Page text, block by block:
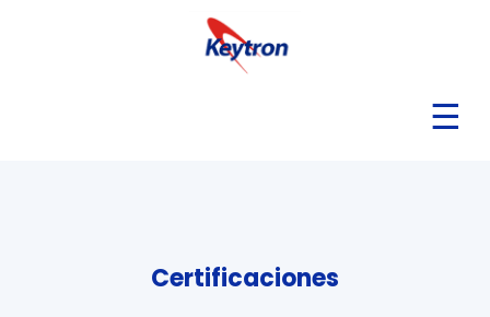
☰
Certificaciones